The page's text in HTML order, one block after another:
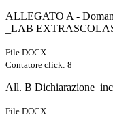
ALLEGATO A -
_LAB
File DOCX
Contatore click: 8
All. B
File DOCX